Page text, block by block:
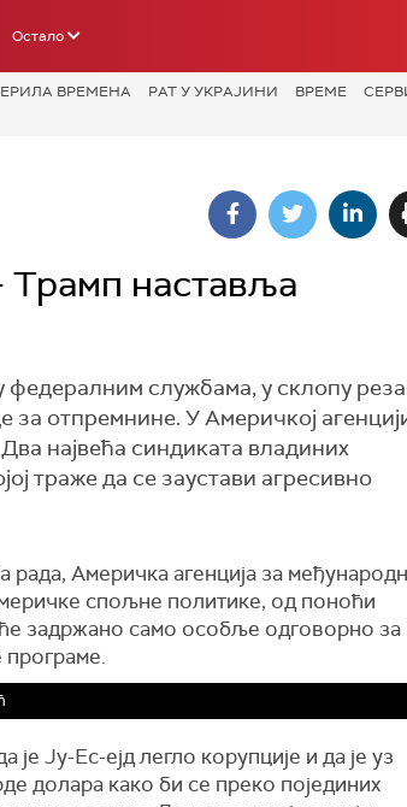
Остало
ВРЕМЕНА РАТ У УКРАЈИНИ ВРЕМЕ
Трамп наставља
федералним службама, у склопу
отпремнине. У Америчкој
највећа синдиката владиних
траже да се заустави агресивно
Америчка агенција за
спољне политике, од поноћи
задржано само особље одговорно за
Ју-Ес-ејд легло корупције и да је уз
долара како би се преко појединих